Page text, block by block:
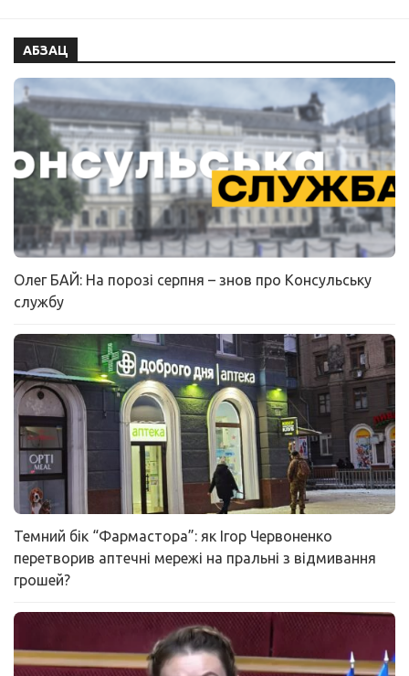
АБЗАЦ
Олег БАЙ: На порозі серпня – знов про Консульську
службу
Темний бік “Фармастора”: як Ігор Червоненко
перетворив аптечні мережі на пральні з відмивання
грошей?